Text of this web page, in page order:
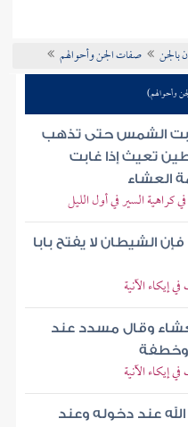
بالجن صفات الجن وأحوالهم
وأحوالهم)
غابت الشمس حتى تذهب
تعيث إذا غابت
العشاء
السير في أول الليل
الشيطان لا يفتح بابا
إيكاء الآنية
وقال مسدد عند
وخطفة
إيكاء الآنية
عند دخوله وعند